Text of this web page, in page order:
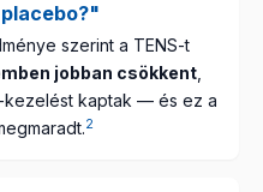
szerint a TENS-t
jobban csökkent
kezelést kaptak — és ez a
2